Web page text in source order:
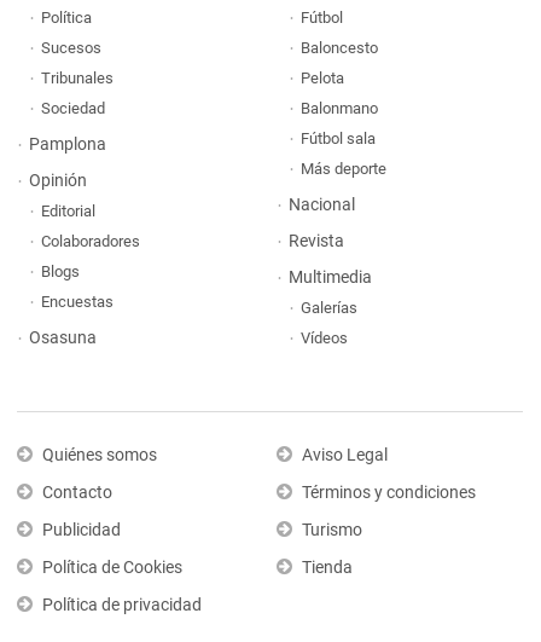
Política
Sucesos
Tribunales
Sociedad
Pamplona
Opinión
Editorial
Colaboradores
Blogs
Encuestas
Osasuna
Fútbol
Baloncesto
Pelota
Balonmano
Fútbol sala
Más deporte
Nacional
Revista
Multimedia
Galerías
Vídeos
Quiénes somos
Contacto
Publicidad
Política de Cookies
Política de privacidad
Aviso Legal
Términos y condiciones
Turismo
Tienda